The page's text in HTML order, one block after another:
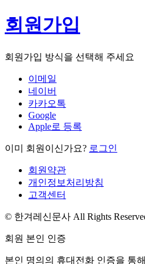
회원가입
회원가입 방식을 선택해 주세요
이메일
네이버
카카오톡
Google
Apple로 등록
이미 회원이신가요? 로그인
회원약관
개인정보처리방침
고객센터
© 한겨레신문사 All Rights
회원 본인 인증
본인 명의의 휴대전화 인증을 통